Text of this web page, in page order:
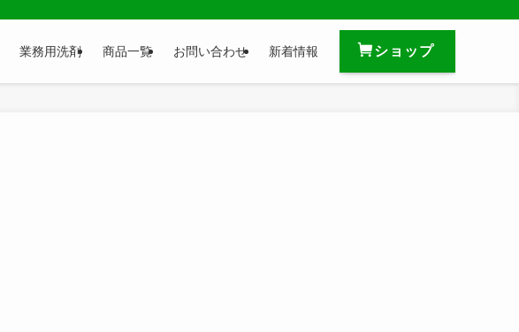
業務用洗剤 商品一覧 お問い合わせ 新着情報 ショップ